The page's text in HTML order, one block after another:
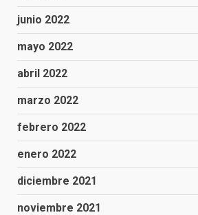
junio 2022
mayo 2022
abril 2022
marzo 2022
febrero 2022
enero 2022
diciembre 2021
noviembre 2021